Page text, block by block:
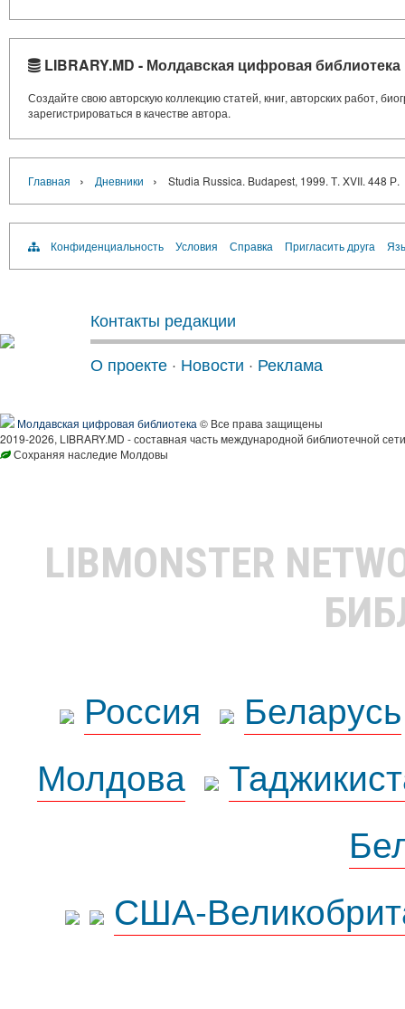
LIBRARY.MD - Молдавская цифровая библиотека
Создайте свою авторскую коллекцию статей, книг, авторских работ,
зарегистрироваться в качестве автора.
Главная › Дневники › Studia Russica. Budapest, 1999. Т. XVII. 448 Р.
Конфиденциальность Условия Справка Пригласить друга
Контакты редакции
О проекте · Новости · Реклама
Молдавская цифровая библиотека © Все права защищены
2019-2026, LIBRARY.MD - составная часть международной библиотечной
Сохраняя наследие Молдовы
LIBMONSTER
Россия
Беларусь
Молдова
США-